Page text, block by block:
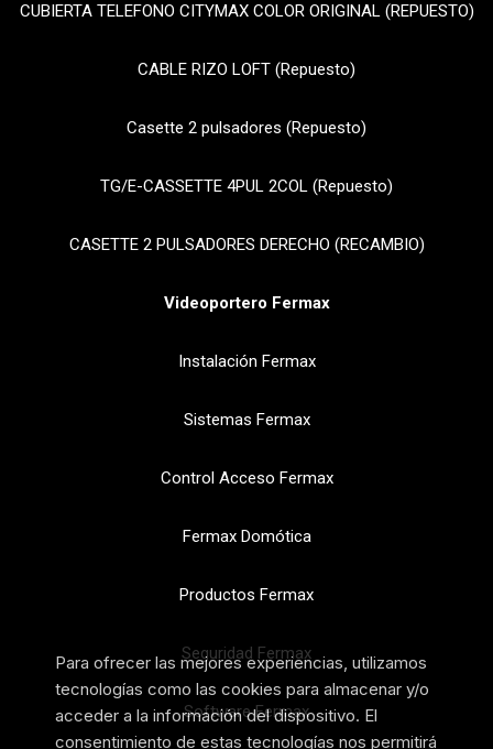
Para ofrecer las mejores experiencias, utilizamos
tecnologías como las cookies para almacenar y/o
acceder a la información del dispositivo. El
consentimiento de estas tecnologías nos permitirá
CUBIERTA TELEFONO CITYMAX COLOR ORIGINAL (REPUESTO)
CABLE RIZO LOFT (Repuesto)
Casette 2 pulsadores (Repuesto)
TG/E-CASSETTE 4PUL 2COL (Repuesto)
CASETTE 2 PULSADORES DERECHO (RECAMBIO)
Videoportero Fermax
Instalación Fermax
Sistemas Fermax
Control Acceso Fermax
Fermax Domótica
Productos Fermax
Seguridad Fermax
Software Fermax